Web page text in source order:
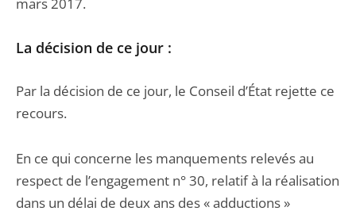
La décision de ce jour :
Par la décision de ce jour, le Conseil d’État rejette ce
recours.
En ce qui concerne les manquements relevés au
respect de l’engagement n° 30, relatif à la réalisation
dans un délai de deux ans des « adductions »